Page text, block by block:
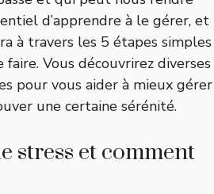
d’apprendre à le gérer, et
à travers les 5 étapes simples
Vous découvrirez diverses
pour vous aider à mieux gérer
une certaine sérénité.
stress et comment